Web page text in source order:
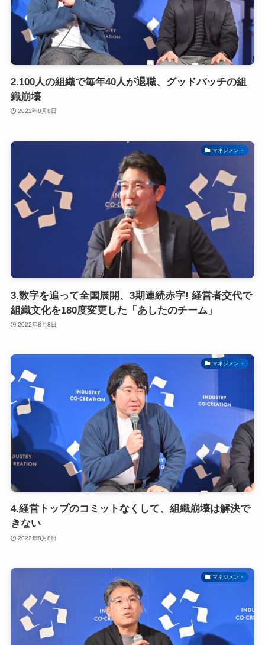
2.100人の組織で毎年40人が退職、グッドパッチの組
織崩壊
2022年8月8日
マネジメント
3.数字を追って全国展開、3期連続赤字! 経営者交代で
組織文化を180度変更した「あしたのチーム」
2022年8月8日
マネジメント
4.経営トップのコミットなくして、組織崩壊は解決で
きない
2022年8月8日
マネジメント